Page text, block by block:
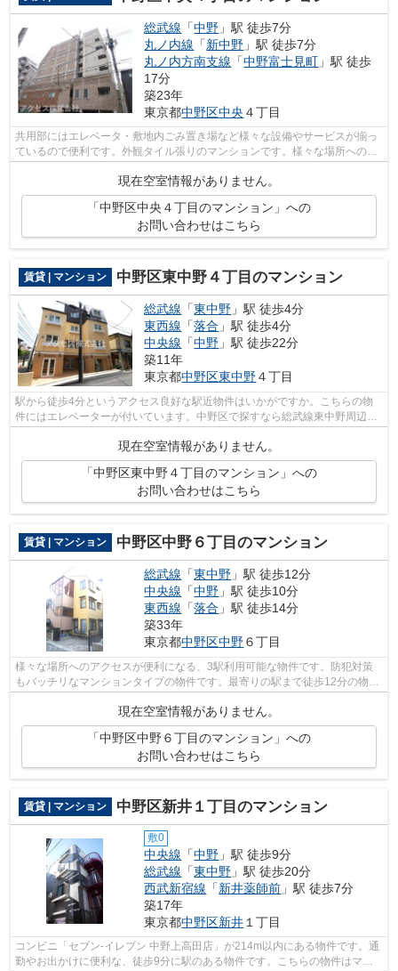
総武線 「中野 」駅 徒歩7分
丸ノ内線 「新中野 」駅 徒歩7分
丸ノ内方南支線 「中野富士見町 」駅 徒歩
17分
築23年
東京都中野区中央 ４丁目
共用部にはエレベータ・敷地内ごみ置き場など様々な設備やサービスが揃っ
ているので便利です。外観タイル張りのマンションです。様々な場所へのア
現在空室情報がありません。
「中野区中央４丁目のマンション」への
お問い合わせはこちら
賃貸 | マンション 中野区東中野４丁目のマンション
総武線 「東中野 」駅 徒歩4分
東西線 「落合 」駅 徒歩4分
中央線 「中野 」駅 徒歩22分
築11年
東京都中野区東中野４丁目
駅から徒歩4分というアクセス良好な駅近物件はいかがですか。こちらの物
件にはエレベーターが付いています。中野区で探すなら総武線東中野周辺は
現在空室情報がありません。
「中野区東中野４丁目のマンション」への
お問い合わせはこちら
賃貸 | マンション 中野区中野６丁目のマンション
総武線 「東中野 」駅 徒歩12分
中央線 「中野 」駅 徒歩10分
東西線 「落合 」駅 徒歩14分
築33年
東京都中野区中野６丁目
様々な場所へのアクセスが便利になる、3駅利用可能な物件です。防犯対策
もバッチリなマンションタイプの物件です。最寄りの駅まで徒歩12分の物件
です。こちらの物件では初期費用をカー...
現在空室情報がありません。
「中野区中野６丁目のマンション」への
お問い合わせはこちら
賃貸 | マンション 中野区新井１丁目のマンション
敷0
中央線 「中野 」駅 徒歩9分
総武線 「東中野 」駅 徒歩20分
西武新宿線 「新井薬師前 」駅 徒歩7分
築17年
東京都中野区新井１丁目
コンビニ「セブン‐イレブン 中野上高田店」が214m以内にある物件です。通
勤やお出かけに便利な、徒歩9分に駅のある物件です。こちらの物件はマン